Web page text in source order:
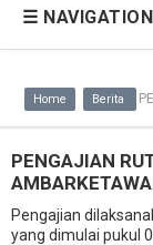
☰ NAVIGATION
Home Berita
PENGAJIAN
Pengajian
yang dimulai pukul